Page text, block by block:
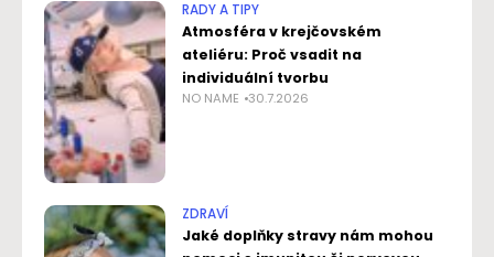
RADY A TIPY
Atmosféra v krejčovském
ateliéru: Proč vsadit na
individuální tvorbu
NO NAME 30.7.2026
ZDRAVÍ
Jaké doplňky stravy nám mohou